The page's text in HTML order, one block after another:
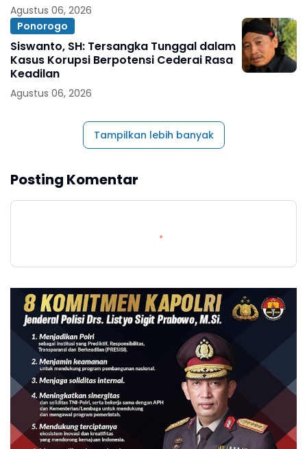
Agustus 06, 2026
Ponorogo
Siswanto, SH: Tersangka Tunggal dalam
Kasus Korupsi Berpotensi Cederai Rasa
Keadilan
Agustus 06, 2026
Tampilkan lebih banyak
Posting Komentar